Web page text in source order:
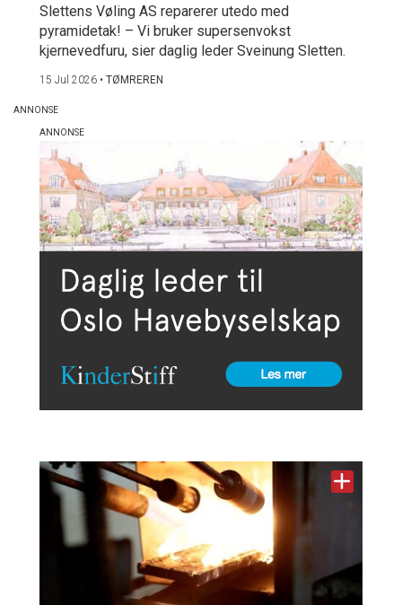
Slettens Vøling AS reparerer utedo med
pyramidetak! – Vi bruker supersenvokst
kjernevedfuru, sier daglig leder Sveinung Sletten.
15 Jul 2026 • TØMREREN